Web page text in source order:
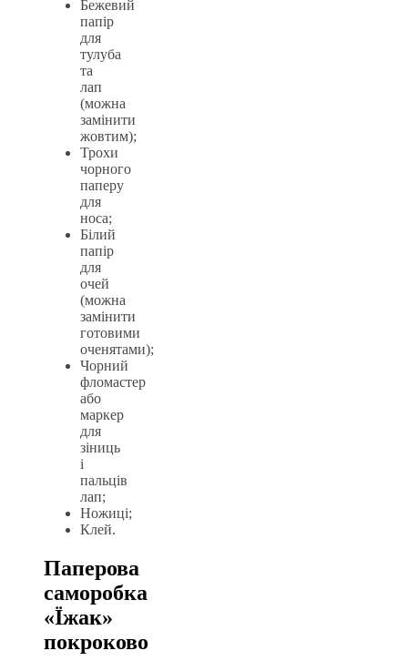
Бежевий
папір
для
тулуба
та
лап
(можна
замінити
жовтим);
Трохи
чорного
паперу
для
носа;
Білий
папір
для
очей
(можна
замінити
готовими
оченятами);
Чорний
фломастер
або
маркер
для
зіниць
і
пальців
лап;
Ножиці;
Клей.
Паперова
саморобка
«Їжак»
покроково